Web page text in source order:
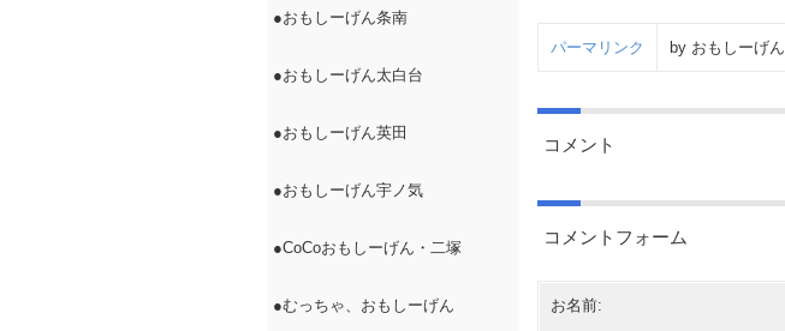
パーマリンク by おもしーげん
コメント
コメントフォーム
お名前:
●おもしーげん条南
●おもしーげん太白台
●おもしーげん英田
●おもしーげん宇ノ気
●CoCoおもしーげん・二塚
●むっちゃ、おもしーげん